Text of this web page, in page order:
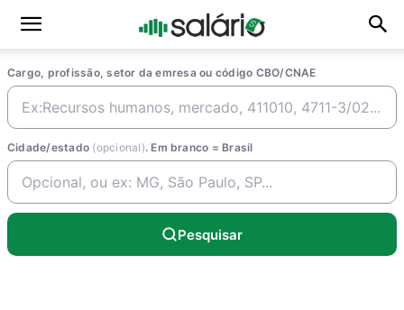
Cargo, profissão, setor da emresa ou código CBO/CNAE
Cidade/estado (opcional). Em branco = Brasil
Pesquisar